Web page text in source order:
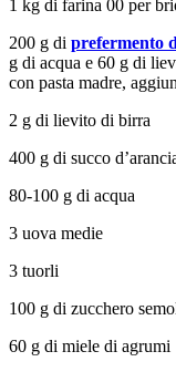
1 kg di farina 00 per
200 g di prefermento
g di acqua e 60 g di
con pasta madre,
2 g di lievito di birra
400 g di succo
80-100 g di acqua
3 uova medie
3 tuorli
100 g di zucchero
60 g di miele di agrumi